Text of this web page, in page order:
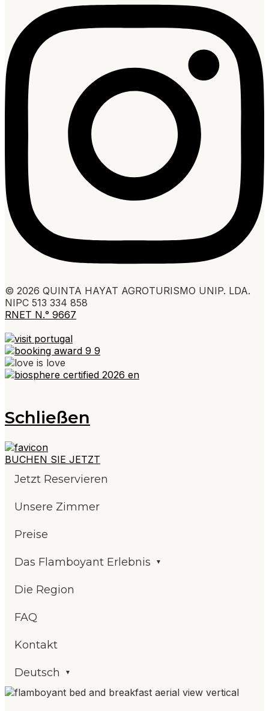
© 2026 QUINTA HAYAT AGROTURISMO UNIP. LDA.
NIPC 513 334 858
RNET N.° 9667
Schließen
BUCHEN SIE JETZT
Jetzt Reservieren
Unsere Zimmer
Preise
Das Flamboyant Erlebnis
Die Region
FAQ
Kontakt
Deutsch